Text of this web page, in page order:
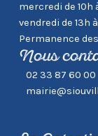
mercredi de 10h
vendredi de 13h
Permanence
Nous
02 33 87 60 00